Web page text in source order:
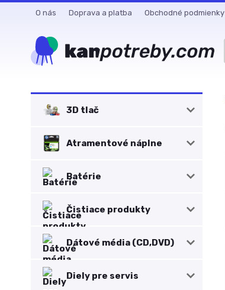
O nás Doprava a platba Obchodné podmienky
3D tlač
Atramentové náplne
Batérie
Čistiace produkty
Dátové média (CD,DVD)
Diely pre servis